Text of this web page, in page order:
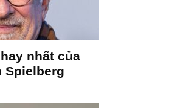
nhất của
Spielberg